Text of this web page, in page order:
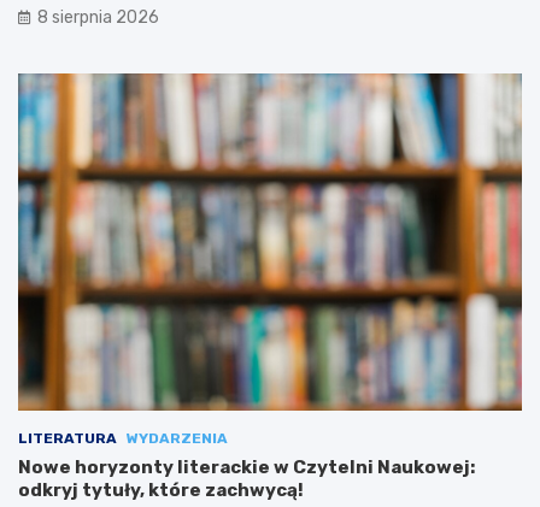
8 sierpnia 2026
LITERATURA WYDARZENIA
Nowe horyzonty literackie w Czytelni Naukowej:
odkryj tytuły, które zachwycą!